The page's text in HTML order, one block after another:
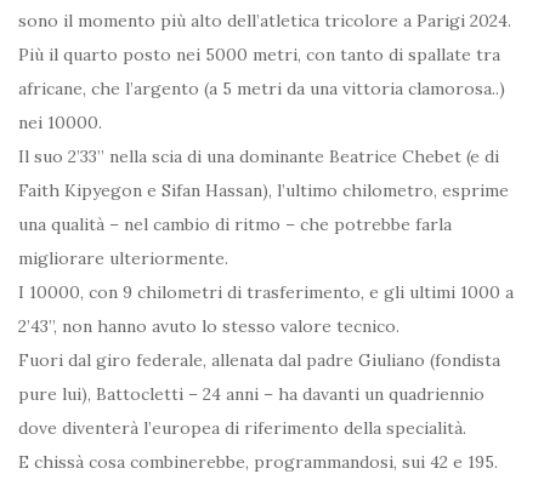
sono il momento più alto dell’atletica tricolore a Parigi 2024.
Più il quarto posto nei 5000 metri, con tanto di spallate tra
africane, che l’argento (a 5 metri da una vittoria clamorosa..)
nei 10000.
Il suo 2’33” nella scia di una dominante Beatrice Chebet (e di
Faith Kipyegon e Sifan Hassan), l’ultimo chilometro, esprime
una qualità – nel cambio di ritmo – che potrebbe farla
migliorare ulteriormente.
I 10000, con 9 chilometri di trasferimento, e gli ultimi 1000 a
2’43”, non hanno avuto lo stesso valore tecnico.
Fuori dal giro federale, allenata dal padre Giuliano (fondista
pure lui), Battocletti – 24 anni – ha davanti un quadriennio
dove diventerà l’europea di riferimento della specialità.
E chissà cosa combinerebbe, programmandosi, sui 42 e 195.